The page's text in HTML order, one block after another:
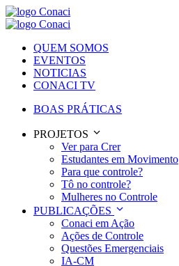
QUEM SOMOS
EVENTOS
NOTICIAS
CONACI TV
BOAS PRÁTICAS
PROJETOS
Ver para Crer
Estudantes em Movimento
Para que controle?
Tô no controle?
Mulheres no Controle
PUBLICAÇÕES
Conaci em Ação
Ações de Controle
Questões Emergenciais
IA-CM